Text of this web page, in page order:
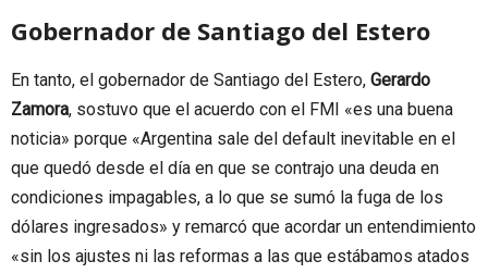
Gobernador de Santiago del Estero
En tanto, el gobernador de Santiago del Estero, Gerardo
Zamora, sostuvo que el acuerdo con el FMI «es una buena
noticia» porque «Argentina sale del default inevitable en el
que quedó desde el día en que se contrajo una deuda en
condiciones impagables, a lo que se sumó la fuga de los
dólares ingresados» y remarcó que acordar un entendimiento
«sin los ajustes ni las reformas a las que estábamos atados